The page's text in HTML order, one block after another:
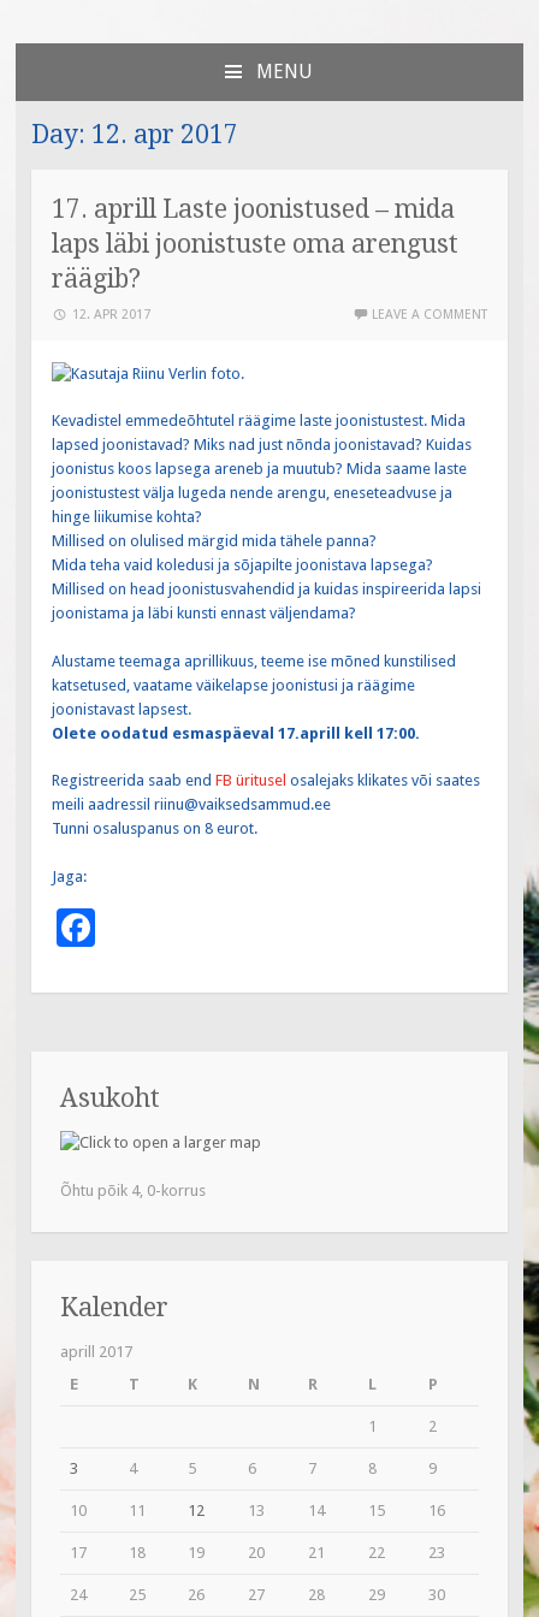
Väiksed Sammud
sünnitoetusega seotud veebileht
MENU
CONTENT
Day: 12. apr 2017
17. aprill Laste joonistused – mida
laps läbi joonistuste oma arengust
räägib?
12. APR 2017 LEAVE A COMMENT
Kevadistel emmedeõhtutel räägime laste joonistustest. Mida
lapsed joonistavad? Miks nad just nõnda joonistavad? Kuidas
joonistus koos lapsega areneb ja muutub? Mida saame laste
joonistustest välja lugeda nende arengu, eneseteadvuse ja
hinge liikumise kohta?
Millised on olulised märgid mida tähele panna?
Mida teha vaid koledusi ja sõjapilte joonistava lapsega?
Millised on head joonistusvahendid ja kuidas inspireerida lapsi
joonistama ja läbi kunsti ennast väljendama?
Alustame teemaga aprillikuus, teeme ise mõned kunstilised
katsetused, vaatame väikelapse joonistusi ja räägime
joonistavast lapsest.
Olete oodatud esmaspäeval 17.aprill kell 17:00.
Registreerida saab endFB ürituselosalejaks klikates või saates
meili aadressil riinu@vaiksedsammud.ee
Tunni osaluspanus on 8 eurot.
Jaga:
e
o
o
k
Asukoht
Õhtu põik 4, 0-korrus
Kalender
aprill 2017
E
T K N R L P
1 2
3 4 5 6 7 8 9
10 11 12 13 14 15 16
17 18 19 20 21 22 23
24 25 26 27 28 29 30